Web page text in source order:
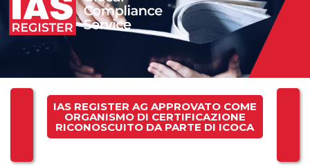
IAS REGISTER AG APPROVATO COME
ORGANISMO DI CERTIFICAZIONE
RICONOSCUITO DA PARTE DI ICOCA